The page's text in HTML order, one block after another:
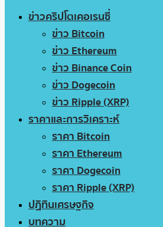
ข่าวคริปโตเคอเรนซี่
ข่าว Bitcoin
ข่าว Ethereum
ข่าว Binance Coin
ข่าว Dogecoin
ข่าว Ripple (XRP)
ราคาและการวิเคราะห์
ราคา Bitcoin
ราคา Ethereum
ราคา Dogecoin
ราคา Ripple (XRP)
ปฏิทินเศรษฐกิจ
บทความ